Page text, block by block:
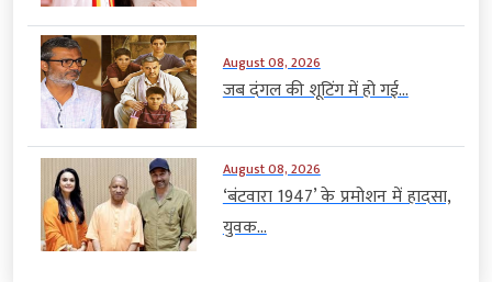
August 08, 2026
जब दंगल की शूटिंग में हो गई...
August 08, 2026
‘बंटवारा 1947’ के प्रमोशन में हादसा,
युवक...